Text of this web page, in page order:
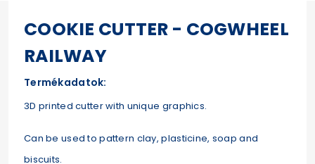
COOKIE CUTTER - COGWHEEL
RAILWAY
Termékadatok:
3D printed cutter with unique graphics.
Can be used to pattern clay, plasticine, soap and
biscuits.